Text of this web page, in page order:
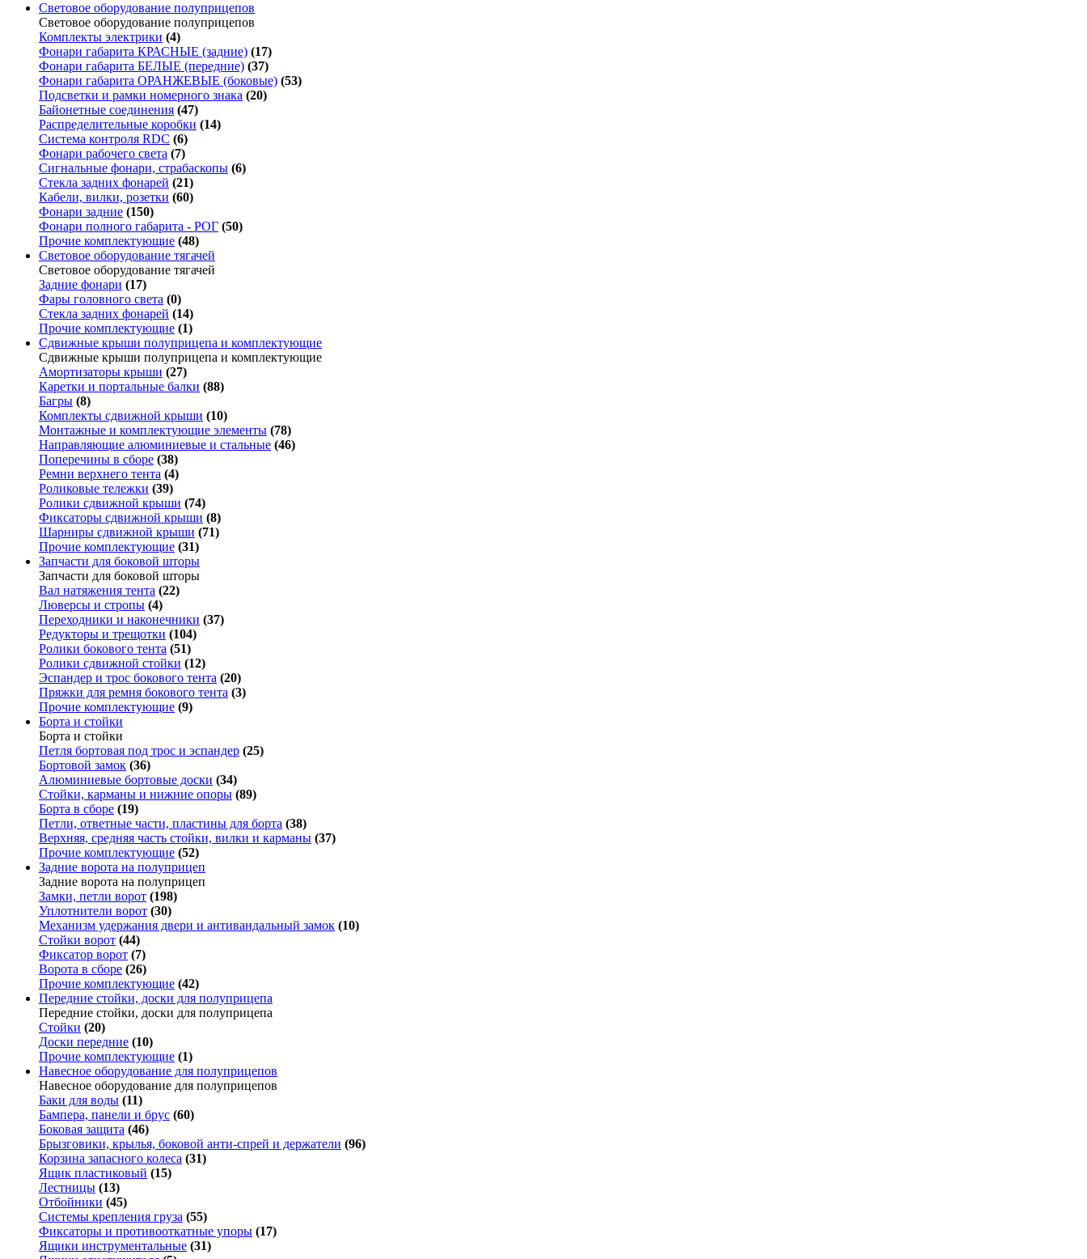
Световое оборудование полуприцепов
Световое оборудование полуприцепов
Комплекты электрики (4)
Фонари габарита КРАСНЫЕ (задние) (17)
Фонари габарита БЕЛЫЕ (передние) (37)
Фонари габарита ОРАНЖЕВЫЕ (боковые) (53)
Подсветки и рамки номерного знака (20)
Байонетные соединения (47)
Распределительные коробки (14)
Система контроля RDC (6)
Фонари рабочего света (7)
Сигнальные фонари, страбаскопы (6)
Стекла задних фонарей (21)
Кабели, вилки, розетки (60)
Фонари задние (150)
Фонари полного габарита - РОГ (50)
Прочие комплектующие (48)
Световое оборудование тягачей
Световое оборудование тягачей
Задние фонари (17)
Фары головного света (0)
Стекла задних фонарей (14)
Прочие комплектующие (1)
Сдвижные крыши полуприцепа и комплектующие
Сдвижные крыши полуприцепа и комплектующие
Амортизаторы крыши (27)
Каретки и портальные балки (88)
Багры (8)
Комплекты сдвижной крыши (10)
Монтажные и комплектующие элементы (78)
Направляющие алюминиевые и стальные (46)
Поперечины в сборе (38)
Ремни верхнего тента (4)
Роликовые тележки (39)
Ролики сдвижной крыши (74)
Фиксаторы сдвижной крыши (8)
Шарниры сдвижной крыши (71)
Прочие комплектующие (31)
Запчасти для боковой шторы
Запчасти для боковой шторы
Вал натяжения тента (22)
Люверсы и стропы (4)
Переходники и наконечники (37)
Редукторы и трещотки (104)
Ролики бокового тента (51)
Ролики сдвижной стойки (12)
Эспандер и трос бокового тента (20)
Пряжки для ремня бокового тента (3)
Прочие комплектующие (9)
Борта и стойки
Борта и стойки
Петля бортовая под трос и эспандер (25)
Бортовой замок (36)
Алюминиевые бортовые доски (34)
Стойки, карманы и нижние опоры (89)
Борта в сборе (19)
Петли, ответные части, пластины для борта (38)
Верхняя, средняя часть стойки, вилки и карманы (37)
Прочие комплектующие (52)
Задние ворота на полуприцеп
Задние ворота на полуприцеп
Замки, петли ворот (198)
Уплотнители ворот (30)
Механизм удержания двери и антивандальный замок (10)
Стойки ворот (44)
Фиксатор ворот (7)
Ворота в сборе (26)
Прочие комплектующие (42)
Передние стойки, доски для полуприцепа
Передние стойки, доски для полуприцепа
Стойки (20)
Доски передние (10)
Прочие комплектующие (1)
Навесное оборудование для полуприцепов
Навесное оборудование для полуприцепов
Баки для воды (11)
Бампера, панели и брус (60)
Боковая защита (46)
Брызговики, крылья, боковой анти-спрей и держатели (96)
Корзина запасного колеса (31)
Ящик пластиковый (15)
Лестницы (13)
Отбойники (45)
Системы крепления груза (55)
Фиксаторы и противооткатные упоры (17)
Ящики инструментальные (31)